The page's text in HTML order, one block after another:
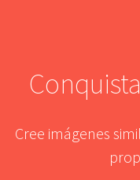
Cree imágenes